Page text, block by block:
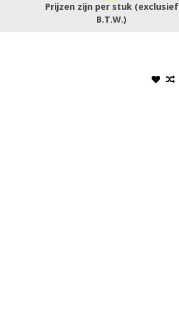
Prijzen zijn per stuk (exclusief
B.T.W.)